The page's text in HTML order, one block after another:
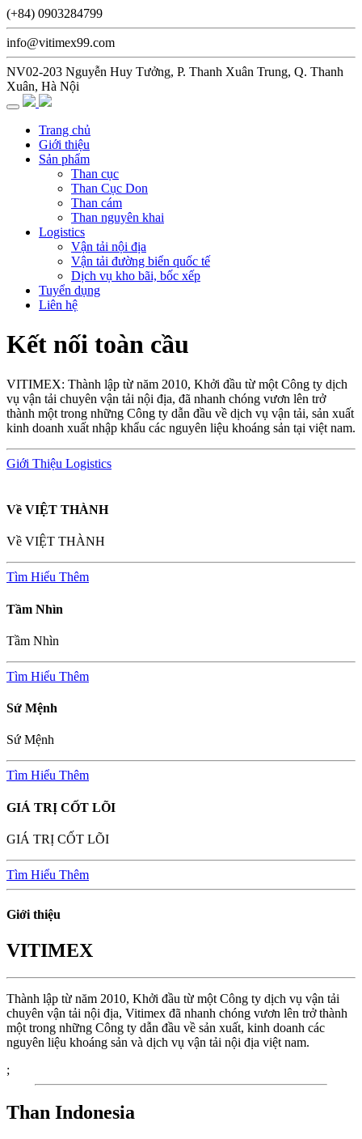
(+84) 0903284799
info@vitimex99.com
NV02-203 Nguyễn Huy Tưởng, P. Thanh Xuân Trung, Q. Thanh
Xuân, Hà Nội
Trang chủ
Giới thiệu
Sản phẩm
Than cục
Than Cục Don
Than cám
Than nguyên khai
Logistics
Vận tải nội địa
Vận tải đường biển quốc tế
Dịch vụ kho bãi, bốc xếp
Tuyển dụng
Liên hệ
Kết nối toàn cầu
VITIMEX: Thành lập từ năm 2010, Khởi đầu từ một Công ty dịch
vụ vận tải chuyên vận tải nội địa, đã nhanh chóng vươn lên trở
thành một trong những Công ty dẫn đầu về dịch vụ vận tải, sản xuất
kinh doanh xuất nhập khẩu các nguyên liệu khoáng sản tại việt nam.
Giới Thiệu Logistics
Về VIỆT THÀNH
Về VIỆT THÀNH
Tìm Hiểu Thêm
Tầm Nhìn
Tầm Nhìn
Tìm Hiểu Thêm
Sứ Mệnh
Sứ Mệnh
Tìm Hiểu Thêm
GIÁ TRỊ CỐT LÕI
GIÁ TRỊ CỐT LÕI
Tìm Hiểu Thêm
Giới thiệu
VITIMEX
Thành lập từ năm 2010, Khởi đầu từ một Công ty dịch vụ vận tải
chuyên vận tải nội địa, Vitimex đã nhanh chóng vươn lên trở thành
một trong những Công ty dẫn đầu về sản xuất, kinh doanh các
nguyên liệu khoáng sản và dịch vụ vận tải nội địa việt nam.
;
Than Indonesia